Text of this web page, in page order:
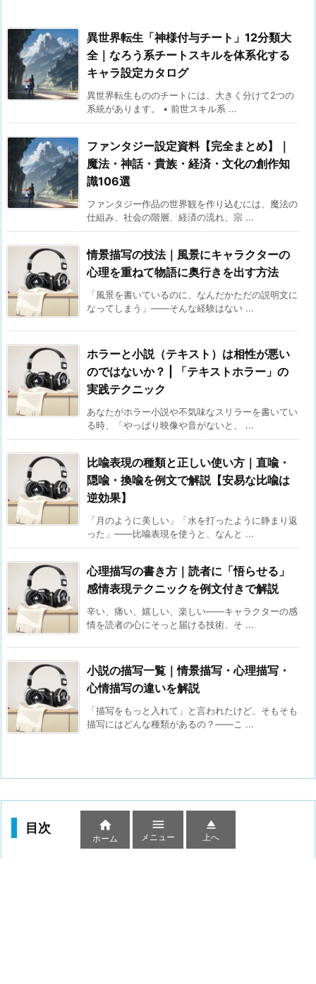
異世界転生「神様付与チート」12分類大
全｜なろう系チートスキルを体系化する
キャラ設定カタログ
異世界転生もののチートには、大きく分けて2つの
系統があります。 • 前世スキル系 ...
ファンタジー設定資料【完全まとめ】｜
魔法・神話・貴族・経済・文化の創作知
識106選
ファンタジー作品の世界観を作り込むには、魔法の
仕組み、社会の階層、経済の流れ、宗 ...
情景描写の技法｜風景にキャラクターの
心理を重ねて物語に奥行きを出す方法
「風景を書いているのに、なんだかただの説明文に
なってしまう」——そんな経験はない ...
ホラーと小説（テキスト）は相性が悪い
のではないか？ | 「テキストホラー」の
実践テクニック
あなたがホラー小説や不気味なスリラーを書いてい
る時、「やっぱり映像や音がないと、 ...
比喩表現の種類と正しい使い方｜直喩・
隠喩・換喩を例文で解説【安易な比喩は
逆効果】
「月のように美しい」「水を打ったように静まり返
った」——比喩表現を使うと、なんと ...
心理描写の書き方｜読者に「悟らせる」
感情表現テクニックを例文付きで解説
辛い、痛い、嬉しい、楽しい——キャラクターの感
情を読者の心にそっと届ける技術、そ ...
小説の描写一覧｜情景描写・心理描写・
心情描写の違いを解説
「描写をもっと入れて」と言われたけど、そもそも
描写にはどんな種類があるの？——こ ...
目次 
ホーム

メニュー

上へ